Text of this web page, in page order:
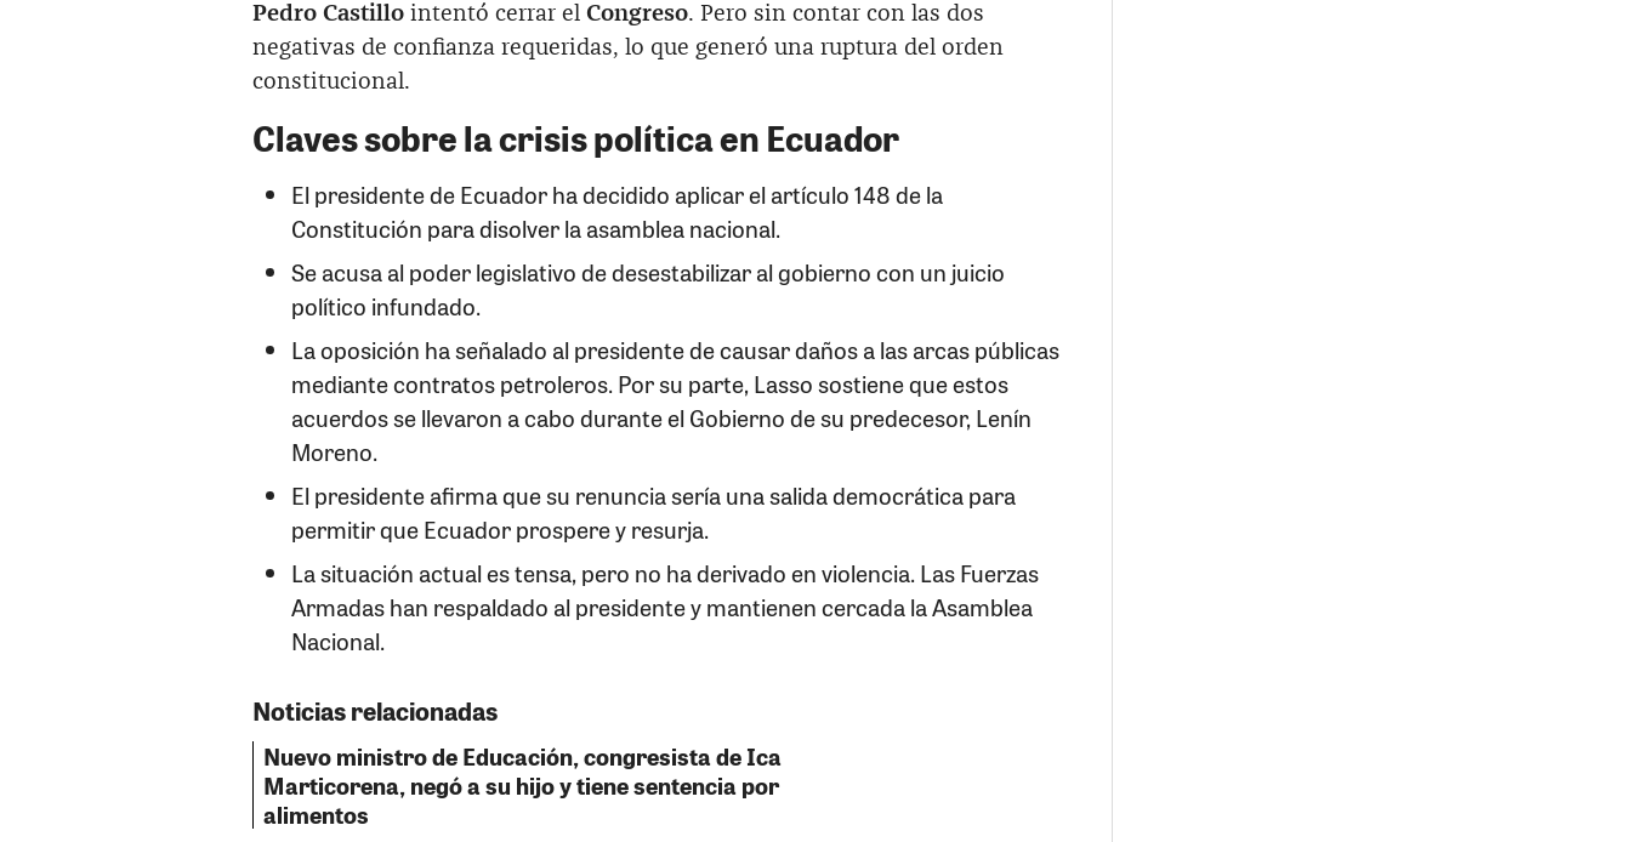
Pedro Castillo intentó cerrar el Congreso. Pero sin contar con las dos
negativas de confianza requeridas, lo que generó una ruptura del orden
constitucional.
Claves sobre la crisis política en Ecuador
El presidente de Ecuador ha decidido aplicar el artículo 148 de la
Constitución para disolver la asamblea nacional.
Se acusa al poder legislativo de desestabilizar al gobierno con un juicio
político infundado.
La oposición ha señalado al presidente de causar daños a las arcas públicas
mediante contratos petroleros. Por su parte, Lasso sostiene que estos
acuerdos se llevaron a cabo durante el Gobierno de su predecesor, Lenín
Moreno.
El presidente afirma que su renuncia sería una salida democrática para
permitir que Ecuador prospere y resurja.
La situación actual es tensa, pero no ha derivado en violencia. Las Fuerzas
Armadas han respaldado al presidente y mantienen cercada la Asamblea
Nacional.
Noticias relacionadas
Nuevo ministro de Educación, congresista de Ica
Marticorena, negó a su hijo y tiene sentencia por
alimentos